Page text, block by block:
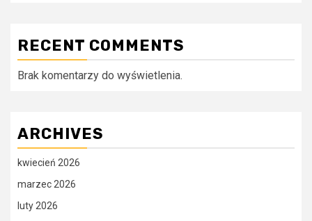
RECENT COMMENTS
Brak komentarzy do wyświetlenia.
ARCHIVES
kwiecień 2026
marzec 2026
luty 2026